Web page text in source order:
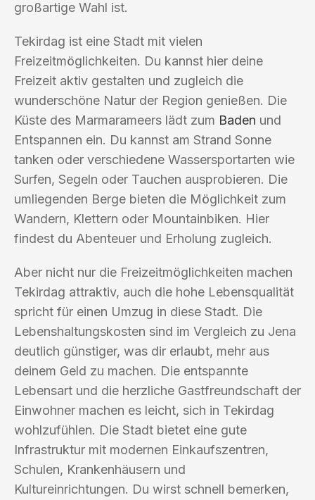
großartige Wahl ist.
Tekirdag ist eine Stadt mit vielen
Freizeitmöglichkeiten. Du kannst hier deine
Freizeit aktiv gestalten und zugleich die
wunderschöne Natur der Region genießen. Die
Küste des Marmarameers lädt zum Baden und
Entspannen ein. Du kannst am Strand Sonne
tanken oder verschiedene Wassersportarten wie
Surfen, Segeln oder Tauchen ausprobieren. Die
umliegenden Berge bieten die Möglichkeit zum
Wandern, Klettern oder Mountainbiken. Hier
findest du Abenteuer und Erholung zugleich.
Aber nicht nur die Freizeitmöglichkeiten machen
Tekirdag attraktiv, auch die hohe Lebensqualität
spricht für einen Umzug in diese Stadt. Die
Lebenshaltungskosten sind im Vergleich zu Jena
deutlich günstiger, was dir erlaubt, mehr aus
deinem Geld zu machen. Die entspannte
Lebensart und die herzliche Gastfreundschaft der
Einwohner machen es leicht, sich in Tekirdag
wohlzufühlen. Die Stadt bietet eine gute
Infrastruktur mit modernen Einkaufszentren,
Schulen, Krankenhäusern und
Kultureinrichtungen. Du wirst schnell bemerken,